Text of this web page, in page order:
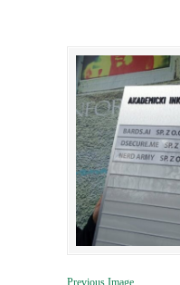
Previous Image